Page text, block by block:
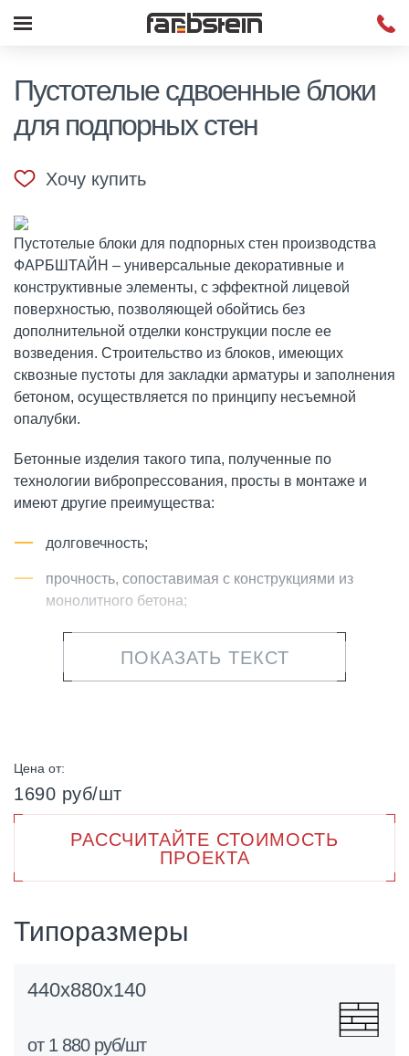
Пустотелые сдвоенные блоки
для подпорных стен
Хочу купить
Пустотелые блоки для подпорных стен производства
ФАРБШТАЙН – универсальные декоративные и
конструктивные элементы, с эффектной лицевой
поверхностью, позволяющей обойтись без
дополнительной отделки конструкции после ее
возведения. Строительство из блоков, имеющих
сквозные пустоты для закладки арматуры и заполнения
бетоном, осуществляется по принципу несъемной
опалубки.
Бетонные изделия такого типа, полученные по
технологии вибропрессования, просты в монтаже и
имеют другие преимущества:
долговечность;
прочность, сопоставимая с конструкциями из
монолитного бетона;
декоративность, так как лицевая сторона блоков
детально имитирует оттенок и фактуру
натурального колотого камня;
Компания ФАРБШТАЙН предлагает сдвоенные блоки
для подпорных стен в двух размерах:
440х880х140 мм;
490х880х140 мм.
ПОКАЗАТЬ ТЕКСТ
Цена от:
1690 руб/шт
РАССЧИТАЙТЕ СТОИМОСТЬ
ПРОЕКТА
Типоразмеры
440х880х140
от 1 880 руб/шт